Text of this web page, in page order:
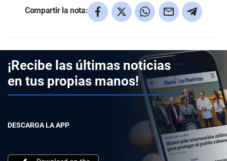
Compartir la nota:
¡Recibe las últimas noticias
en tus propias manos!
DESCARGA LA APP